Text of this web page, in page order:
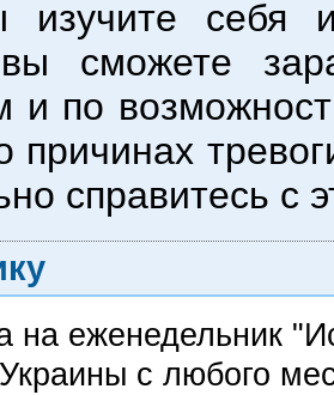
изучите себя
сможете
и по
причинах
справитесь
на еженедельник
с любого